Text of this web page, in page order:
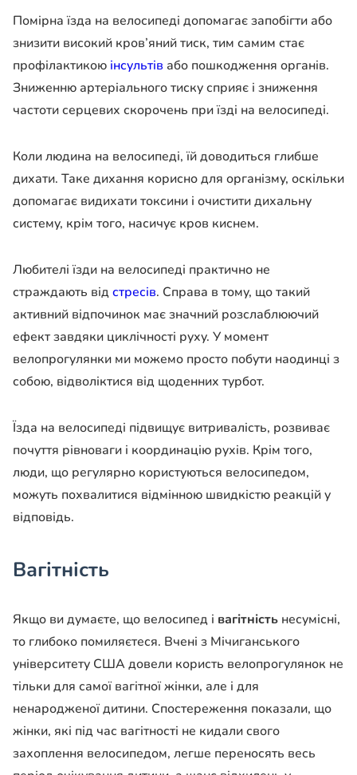
Помірна їзда на велосипеді допомагає запобігти або
знизити високий кров’яний тиск, тим самим стає
профілактикою інсультів або пошкодження органів.
Зниженню артеріального тиску сприяє і зниження
частоти серцевих скорочень при їзді на велосипеді.
Коли людина на велосипеді, їй доводиться глибше
дихати. Таке дихання корисно для організму, оскільки
допомагає видихати токсини і очистити дихальну
систему, крім того, насичує кров киснем.
Любителі їзди на велосипеді практично не
страждають відстресів. Справа в тому, що такий
активний відпочинок має значний розслаблюючий
ефект завдяки циклічності руху. У момент
велопрогулянки ми можемо просто побути наодинці з
собою, відволіктися від щоденних турбот.
Їзда на велосипеді підвищує витривалість, розвиває
почуття рівноваги і координацію рухів. Крім того,
люди, що регулярно користуються велосипедом,
можуть похвалитися відмінною швидкістю реакцій у
відповідь.
Вагітність
Якщо ви думаєте, що велосипед і вагітність несумісні,
то глибоко помиляєтеся. Вчені з Мічиганського
університету США довели користь велопрогулянок не
тільки для самої вагітної жінки, але і для
ненародженої дитини. Спостереження показали, що
жінки, які під час вагітності не кидали свого
захоплення велосипедом, легше переносять весь